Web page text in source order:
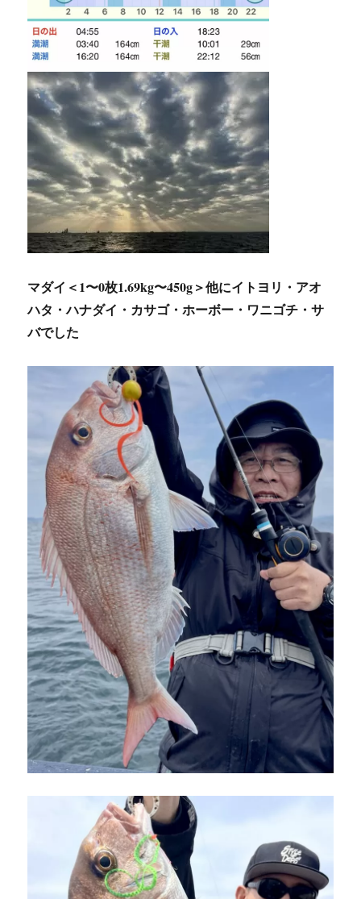
マダイ＜1〜0枚1.69kg〜450g＞他にイトヨリ・アオ
ハタ・ハナダイ・カサゴ・ホーボー・ワニゴチ・サ
バでした